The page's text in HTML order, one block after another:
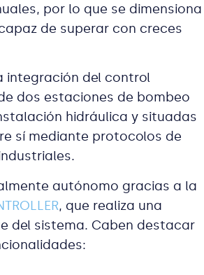
por lo que se dimensiona
de superar con creces
integración del control
dos estaciones de bombeo
hidráulica y situadas
sí mediante protocolos de
autónomo gracias a la
, que realiza una
del sistema. Caben destacar